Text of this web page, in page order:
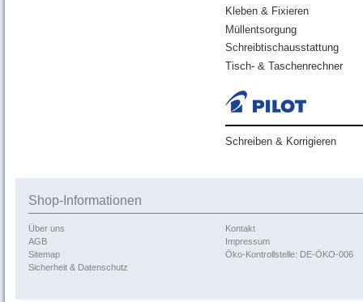
Kleben & Fixieren
Müllentsorgung
Schreibtischausstattung
Tisch- & Taschenrechner
Schreiben & Korrigieren
Shop-Informationen
Über uns
AGB
Sitemap
Sicherheit & Datenschutz
Kontakt
Impressum
Öko-Kontrollstelle: DE-ÖKO-006